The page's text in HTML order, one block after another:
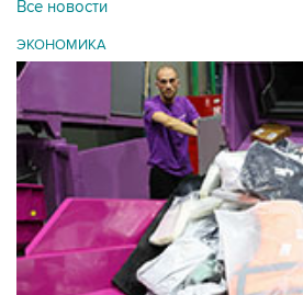
Все новости
ЭКОНОМИКА